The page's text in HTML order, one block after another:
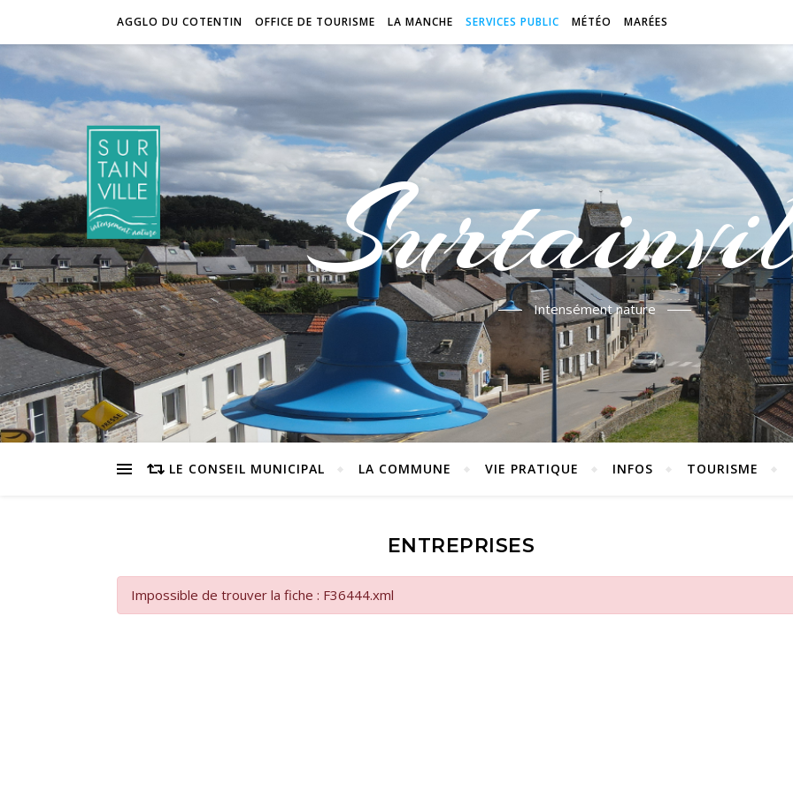
AGGLO DU COTENTIN OFFICE DE TOURISME LA MANCHE SERVICES PUBLIC MÉTÉO MARÉES
Intensément nature
LE CONSEIL MUNICIPAL LA COMMUNE VIE PRATIQUE INFOS TOURISME
ENTREPRISES
Impossible de trouver la fiche : F36444.xml